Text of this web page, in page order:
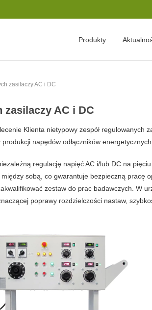
Produkty
zasilaczy AC i DC
zasilaczy AC i DC
Klienta nietypowy zespół regulowanych
napędów odłączników
regulację napięć AC i/lub DC na
sobą, co gwarantuje bezpieczną pracę
zestaw do prac badawczych. W
poprawy rozdzielczości nastaw,